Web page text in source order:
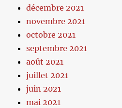
décembre 2021
novembre 2021
octobre 2021
septembre 2021
août 2021
juillet 2021
juin 2021
mai 2021